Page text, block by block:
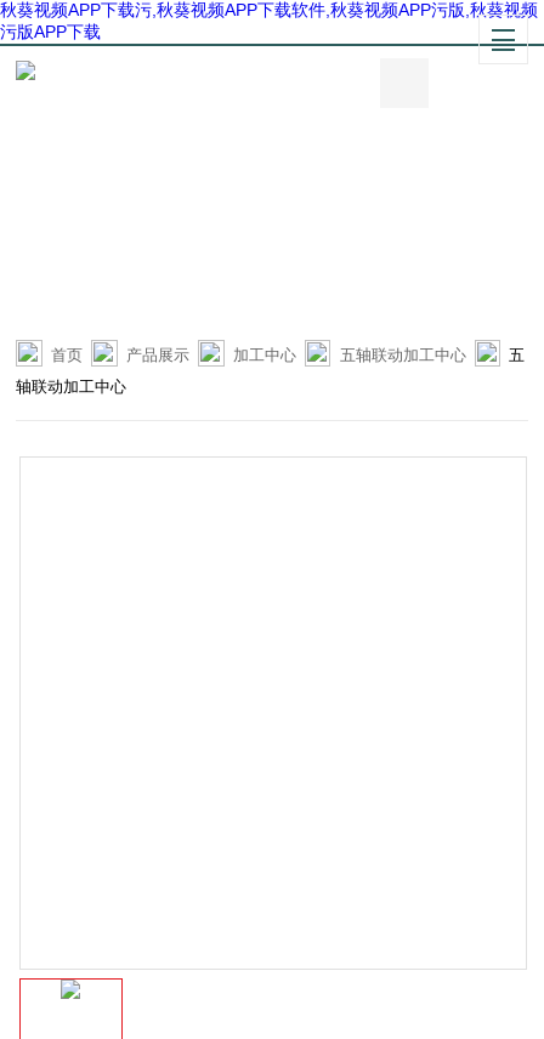
秋葵视频APP下载污,秋葵视频APP下载软件,秋葵视频APP污版,秋葵视频
污版APP下载
首页 产品展示 加工中心 五轴联动加工中心
五
轴联动加工中心